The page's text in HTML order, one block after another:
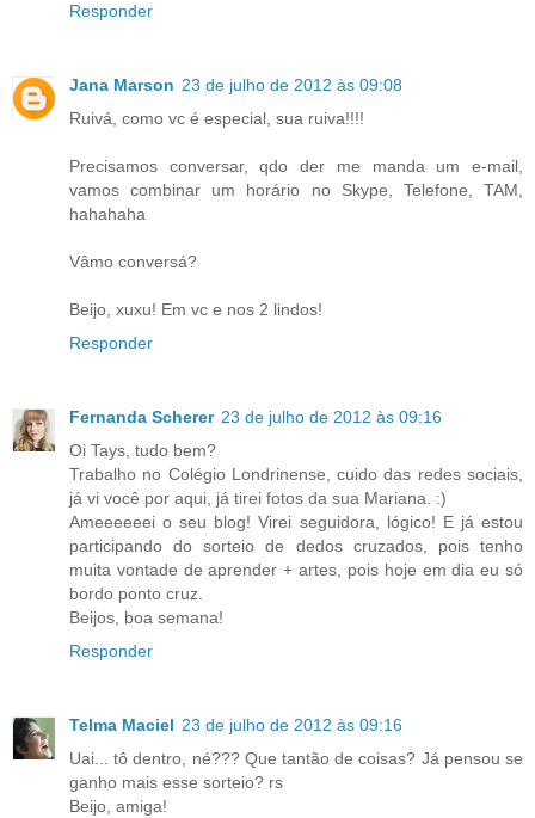
Responder
Jana Marson 23 de julho de 2012 às 09:08
Ruivá, como vc é especial, sua ruiva!!!!
Precisamos conversar, qdo der me manda um e-mail,
vamos combinar um horário no Skype, Telefone, TAM,
hahahaha
Vâmo conversá?
Beijo, xuxu! Em vc e nos 2 lindos!
Responder
Fernanda Scherer 23 de julho de 2012 às 09:16
Oi Tays, tudo bem?
Trabalho no Colégio Londrinense, cuido das redes sociais,
já vi você por aqui, já tirei fotos da sua Mariana. :)
Ameeeeeei o seu blog! Virei seguidora, lógico! E já estou
participando do sorteio de dedos cruzados, pois tenho
muita vontade de aprender + artes, pois hoje em dia eu só
bordo ponto cruz.
Beijos, boa semana!
Responder
Telma Maciel 23 de julho de 2012 às 09:16
Uai... tô dentro, né??? Que tantão de coisas? Já pensou se
ganho mais esse sorteio? rs
Beijo, amiga!